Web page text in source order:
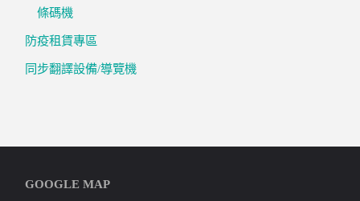
條碼機
防疫租賃專區
同步翻譯設備/導覽機
GOOGLE MAP